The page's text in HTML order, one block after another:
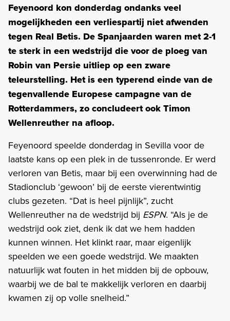
Feyenoord kon donderdag ondanks veel
mogelijkheden een verliespartij niet afwenden
tegen Real Betis. De Spanjaarden waren met 2-1
te sterk in een wedstrijd die voor de ploeg van
Robin van Persie uitliep op een zware
teleurstelling. Het is een typerend einde van de
tegenvallende Europese campagne van de
Rotterdammers, zo concludeert ook Timon
Wellenreuther na afloop.
Feyenoord speelde donderdag in Sevilla voor de
laatste kans op een plek in de tussenronde. Er werd
verloren van Betis, maar bij een overwinning had de
Stadionclub ‘gewoon’ bij de eerste vierentwintig
clubs gezeten. “Dat is heel pijnlijk”, zucht
Wellenreuther na de wedstrijd bij ESPN. “Als je de
wedstrijd ook ziet, denk ik dat we hem hadden
kunnen winnen. Het klinkt raar, maar eigenlijk
speelden we een goede wedstrijd. We maakten
natuurlijk wat fouten in het midden bij de opbouw,
waarbij we de bal te makkelijk verloren en daarbij
kwamen zij op volle snelheid.”